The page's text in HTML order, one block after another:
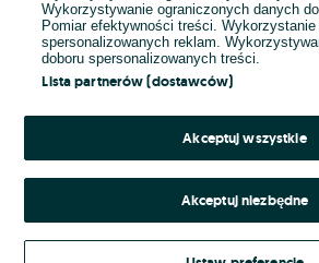
Hasło
Kontynuując za pośrednictwem jednego z
Wykorzystywanie ograniczonych danych
Pomiar efektywności treści.
spersonalizowanych reklam.
doboru spersonalizowanych treści.
Lista partnerów (dostawców)
Akceptuj wszystkie
Akceptuj niezbędne